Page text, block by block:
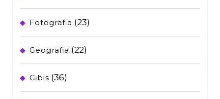
Fotografia (23)
Geografia (22)
Gibis (36)